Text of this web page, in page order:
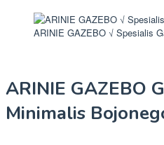
ARINIE GAZEBO √ Spesialis
ARINIE GAZEBO
Minimalis